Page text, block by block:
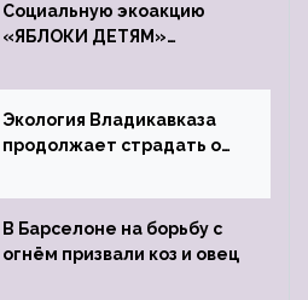
Социальную экоакцию
«ЯБЛОКИ ДЕТЯМ»
Экология Владикавказа
продолжает страдать от
завода
В Барселоне на борьбу с
огнём призвали коз и овец